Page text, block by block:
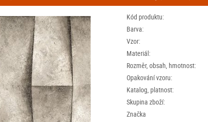
Kód produktu:
Barva:
Vzor:
Materiál:
Rozměr, obsah, hmotnost:
Opakování vzoru:
Katalog, platnost:
Skupina zboží:
Značka